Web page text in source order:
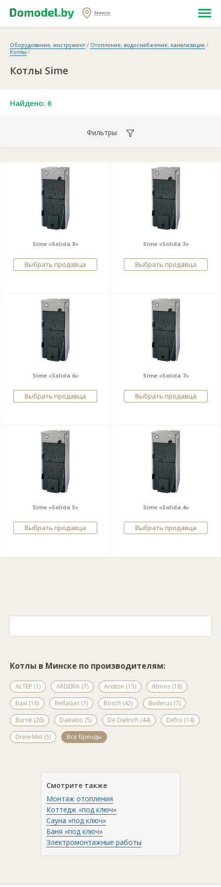
Минск
Оборудование, инструмент / Отопление, водоснабжение, канализация /
Котлы /
Котлы Sime
Найдено: 6
Фильтры
Sime «Solida 8»
Выбрать продавца
Sime «Solida 3»
Выбрать продавца
Sime «Solida 6»
Выбрать продавца
Sime «Solida 7»
Выбрать продавца
Sime «Solida 5»
Выбрать продавца
Sime «Solida 4»
Выбрать продавца
Котлы в Минске по производителям:
ALTEP (1) ARDERIA (7) Ariston (15)
Atmos (18)
Baxi (16)
BellaGas (7) Bosch (42)
Buderus (7)
Burnit (26)
Daewoo (5) De Dietrich (44)
Defro (14)
Drew-Met (5)
Все бренды
Смотрите также
Монтаж отопления
Коттедж «под ключ»
Сауна «под ключ»
Баня «под ключ»
Электромонтажные работы